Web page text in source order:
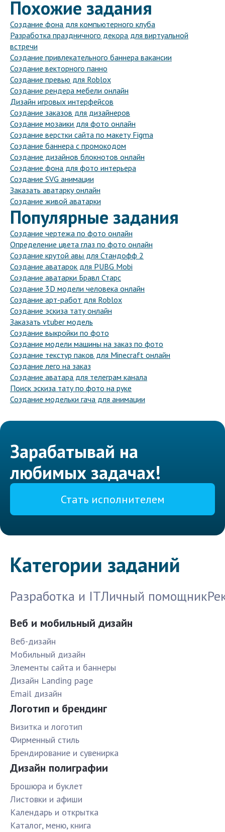
Похожие задания
Создание фона для компьютерного клуба
Разработка праздничного декора для виртуальной
встречи
Создание привлекательного баннера вакансии
Создание векторного панно
Создание превью для Roblox
Создание рендера мебели онлайн
Дизайн игровых интерфейсов
Создание заказов для дизайнеров
Создание мозаики для фото онлайн
Создание верстки сайта по макету Figma
Создание баннера с промокодом
Создание дизайнов блокнотов онлайн
Создание фона для фото интерьера
Создание SVG анимации
Заказать аватарку онлайн
Создание живой аватарки
Популярные задания
Создание чертежа по фото онлайн
Определение цвета глаз по фото онлайн
Создание крутой авы для Стандофф 2
Создание аватарок для PUBG Mobi
Создание аватарки Бравл Старс
Создание 3D модели человека онлайн
Создание арт-работ для Roblox
Создание эскиза тату онлайн
Заказать vtuber модель
Создание выкройки по фото
Создание модели машины на заказ по фото
Создание текстур паков для Minecraft онлайн
Создание лего на заказ
Создание аватара для телеграм канала
Поиск эскиза тату по фото на руке
Создание модельки гача для анимации
Зарабатывай на
любимых задачах!
Стать исполнителем
Категории заданий
Разработка и ITЛичный помощник
Веб и мобильный дизайн
Веб-дизайн
Мобильный дизайн
Элементы сайта и баннеры
Дизайн Landing page
Email дизайн
Логотип и брендинг
Визитка и логотип
Фирменный стиль
Брендирование и сувенирка
Дизайн полиграфии
Брошюра и буклет
Листовки и афиши
Календарь и открытка
Каталог, меню, книга